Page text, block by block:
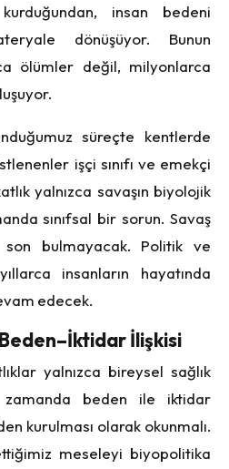
insan bedeni
dönüşüyor. Bunun
ölümler değil, milyonlarca
süreçte kentlerde
işçi sınıfı ve emekçi
yalnızca savaşın biyolojik
sınıfsal bir sorun. Savaş
bulmayacak. Politik ve
insanların hayatında
edecek.
İlişkisi
yalnızca bireysel sağlık
zamanda beden ile iktidar
kurulması olarak okunmalı.
meseleyi biyopolitika